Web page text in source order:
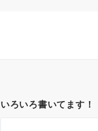
いろいろ書いてます！